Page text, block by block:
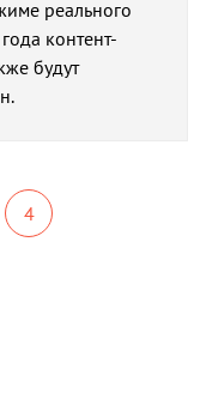
реального
контент-
будут
4